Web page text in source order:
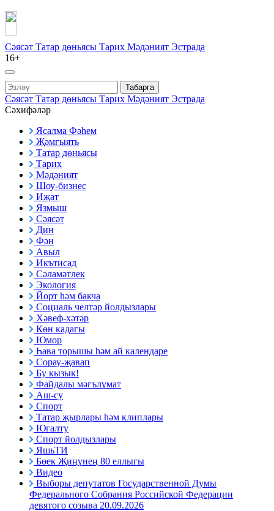
Сәясәт Татар дөньясы Тарих Мәдәният Эстрада
16+
Табарга
Сәясәт Татар дөньясы Тарих Мәдәният Эстрада
Сәхифәләр
Ясалма Фәһем
Җәмгыять
Татар дөньясы
Тарих
Мәдәният
Шоу-бизнес
Иҗат
Язмыш
Сәясәт
Дин
Фән
Авыл
Икътисад
Сәламәтлек
Экология
Йорт һәм бакча
Социаль челтәр йолдызлары
Хәвеф-хәтәр
Көн кадагы
Юмор
Һава торышы һәм ай календаре
Сорау-җавап
Бу кызык!
Файдалы мәгълүмат
Аш-су
Спорт
Татар җырлары һәм клиплары
Югалту
Спорт йолдызлары
ЯшьТИ
Бөек Җиңүнең 80 еллыгы
Видео
Выборы депутатов Государственной Думы
Федерального Собрания Российской Федерации
девятого созыва 20.09.2026